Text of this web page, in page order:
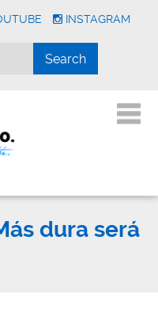
INSTAGRAM
dura será